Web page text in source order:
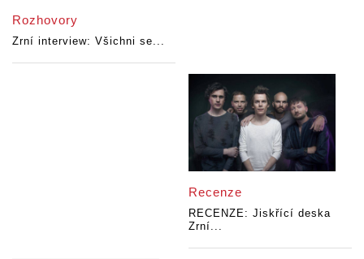
Rozhovory
Zrní interview: Všichni se...
Recenze
RECENZE: Jiskřící deska
Zrní...